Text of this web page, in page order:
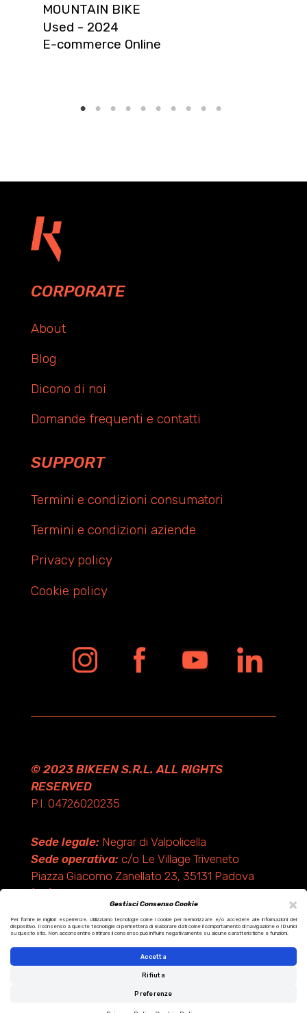
MOUNTAIN BIKE
Used - 2024
E-commerce Online
×
Gestisci Consenso Cookie
Per fornire le migliori esperienze, utilizziamo tecnologie come i cookie per memorizzare e/o accedere alle informazioni del
dispositivo. Il consenso a queste tecnologie ci permetterà di elaborare dati come il comportamento di navigazione o ID unici
su questo sito. Non acconsentire o ritirare il consenso può influire negativamente su alcune caratteristiche e funzioni.
Accetta
Rifiuta
Preferenze
CORPORATE
About
Blog
Dicono di noi
Domande frequenti e contatti
SUPPORT
Termini e condizioni consumatori
Termini e condizioni aziende
Privacy policy
Cookie policy
© 2023 BIKEEN S.R.L. ALL RIGHTS
RESERVED
P.I. 04726020235
Sede legale:Negrar di Valpolicella
Sede operativa:c/o Le Village Triveneto
Piazza Giacomo Zanellato 23, 35131 Padova
(PD)
Design by KF ADV
Development by Italix.net